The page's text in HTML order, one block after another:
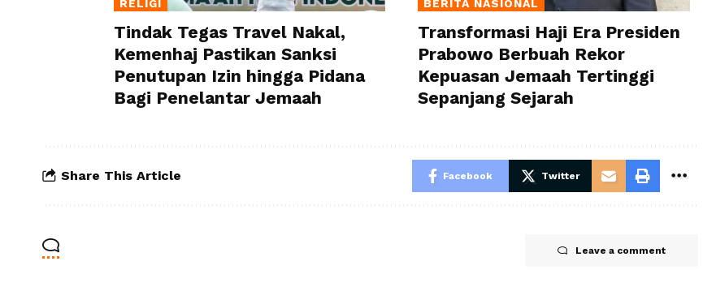
RELIGI
Tindak Tegas Travel Nakal,
Kemenhaj Pastikan Sanksi
Penutupan Izin hingga Pidana
Bagi Penelantar Jemaah
BERITA NASIONAL
Transformasi Haji Era Presiden
Prabowo Berbuah Rekor
Kepuasan Jemaah Tertinggi
Sepanjang Sejarah
Share This Article Facebook Twitter
Leave a comment